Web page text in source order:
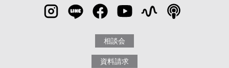
相談会
資料請求